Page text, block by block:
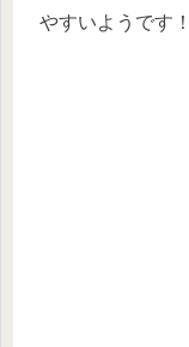
やすいようです！